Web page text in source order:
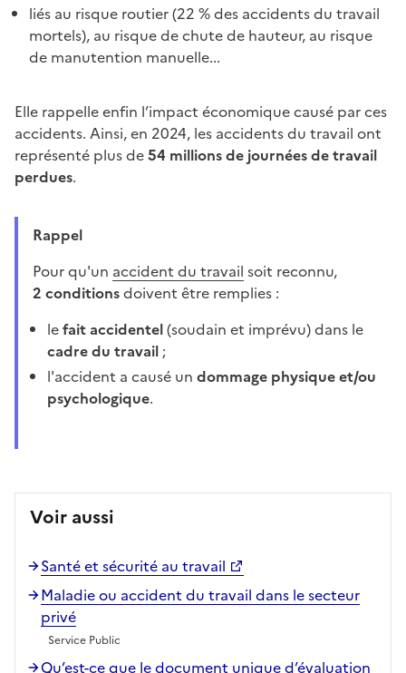
liés au risque routier (22 % des accidents du travail
mortels), au risque de chute de hauteur, au risque
de manutention manuelle...
Elle rappelle enfin l’impact économique causé par ces
accidents. Ainsi, en 2024, les accidents du travail ont
représenté plus de54 millions de journées de travail
perdues.
Rappel
Pour qu'un accident du travail soit reconnu,
2 conditionsdoivent être remplies :
lefait accidentel(soudain et imprévu) dans le
cadre du travail ;
l'accident a causé un dommage physique et/ou
psychologique.
Voir aussi
Santé et sécurité au travail
Maladie ou accident du travail dans le secteur
privé
Service Public
Qu’est-ce que le document unique d’évaluation